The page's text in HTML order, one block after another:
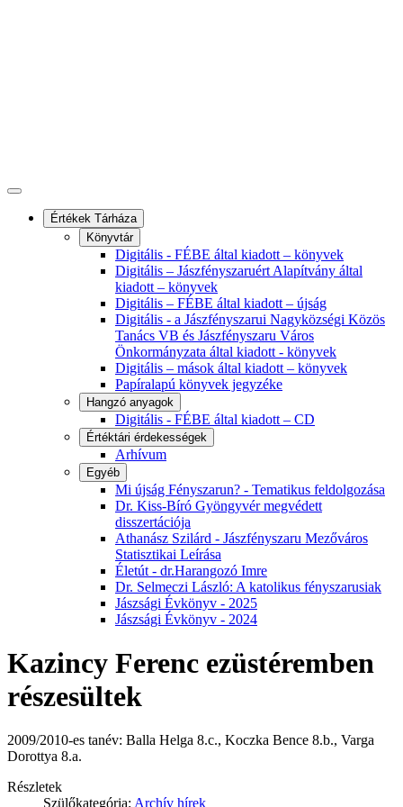
Értékek Tárháza
Könyvtár
Digitális - FÉBE által kiadott – könyvek
Digitális – Jászfényszaruért Alapítvány által
kiadott – könyvek
Digitális – FÉBE által kiadott – újság
Digitális - a Jászfényszarui Nagyközségi Közös
Tanács VB és Jászfényszaru Város
Önkormányzata által kiadott - könyvek
Digitális – mások által kiadott – könyvek
Papíralapú könyvek jegyzéke
Hangzó anyagok
Digitális - FÉBE által kiadott – CD
Értéktári érdekességek
Arhívum
Egyéb
Mi újság Fényszarun? - Tematikus feldolgozása
Dr. Kiss-Bíró Gyöngyvér megvédett
disszertációja
Athanász Szilárd - Jászfényszaru Mezőváros
Statisztikai Leírása
Életút - dr.Harangozó Imre
Dr. Selmeczi László: A katolikus fényszarusiak
Jászsági Évkönyv - 2025
Jászsági Évkönyv - 2024
Kazincy Ferenc ezüstéremben
részesültek
2009/2010-es tanév: Balla Helga 8.c., Koczka Bence 8.b., Varga
Dorottya 8.a.
Részletek
Szülőkategória: Archív hírek